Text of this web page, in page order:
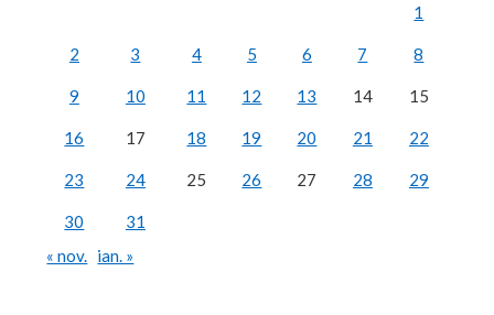
1
2 3 4 5 6 7 8
9 10 11 12 13 14 15
16 17 18 19 20 21 22
23 24 25 26 27 28 29
30
31
« nov. ian. »